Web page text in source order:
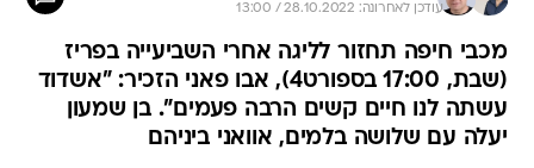
עודכן לאחרונה: 28.10.2022 / 13:00
מכבי חיפה תחזור לליגה אחרי השביעייה בפריז
(שבת, 17:00 בספורט4), אבו פאני הזכיר: "אשדוד
עשתה לנו חיים קשים הרבה פעמים". בן שמעון
יעלה עם שלושה בלמים, אוואני ביניהם